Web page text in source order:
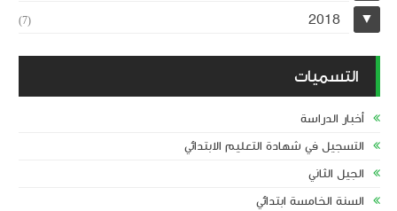
▼
2018
(7)
التسميات
أخبار الدراسة
التسجيل في شهادة التعليم الابتدائي
الجيل الثاني
السنة الخامسة ابتدائي